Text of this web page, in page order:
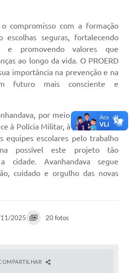
compromisso com a formação
escolhas seguras, fortalecendo
e promovendo valores que
ao longo da vida. O PROERD
importância na prevenção e na
futuro mais consciente e
por meio da Secretaria
à Polícia Militar, à policial Talita,
equipes escolares pelo trabalho
possível este projeto tão
cidade. Avanhandava segue
cuidado e orgulho das novas
2025 20 fotos